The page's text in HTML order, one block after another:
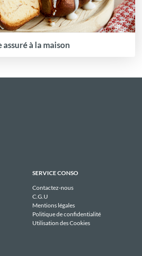
à la maison
SERVICE CONSO
Contactez-nous
C.G.U
Mentions légales
Politique de confidentialité
Utilisation des Cookies